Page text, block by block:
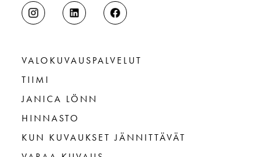
VALOKUVAUSPALVELUT
TIIMI
JANICA LÖNN
HINNASTO
KUN KUVAUKSET JÄNNITTÄVÄT